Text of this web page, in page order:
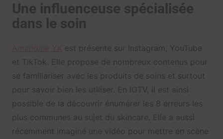
Une influenceuse spécialisée
dans le soin
est présente sur Instagram, YouTube
et TikTok. Elle propose de nombreux contenus pour
se familiariser avec les produits de soins et surtout
pour savoir bien les utiliser. En IGTV, il est ainsi
possible de la découvrir énumérer les 8 erreurs les
plus communes au sujet du skincare. Elle a aussi
récemment imaginé une vidéo pour mettre en scène